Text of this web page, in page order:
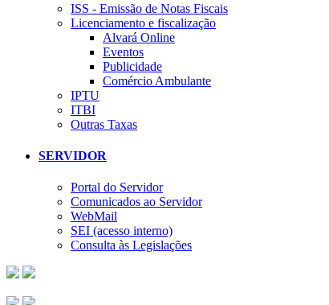
ISS - Emissão de Notas Fiscais
Licenciamento e fiscalização
Alvará Online
Eventos
Publicidade
Comércio Ambulante
IPTU
ITBI
Outras Taxas
SERVIDOR
Portal do Servidor
Comunicados ao Servidor
WebMail
SEI (acesso interno)
Consulta às Legislações